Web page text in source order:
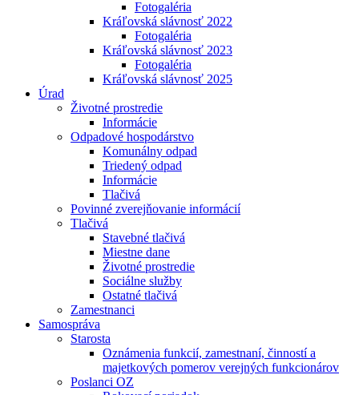
Fotogaléria
Kráľovská slávnosť 2022
Fotogaléria
Kráľovská slávnosť 2023
Fotogaléria
Kráľovská slávnosť 2025
Úrad
Životné prostredie
Informácie
Odpadové hospodárstvo
Komunálny odpad
Triedený odpad
Informácie
Tlačivá
Povinné zverejňovanie informácií
Tlačivá
Stavebné tlačivá
Miestne dane
Životné prostredie
Sociálne služby
Ostatné tlačivá
Zamestnanci
Samospráva
Starosta
Oznámenia funkcií, zamestnaní, činností a
majetkových pomerov verejných funkcionárov
Poslanci OZ